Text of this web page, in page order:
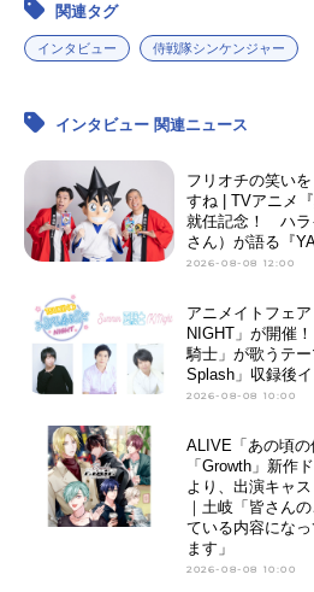
関連タグ
インタビュー 侍戦隊シンケンジャー
インタビュー 関連ニュース
フリオチの笑い
すね | TVアニメ
就任記念！ ハラ
さん）が語る『
2026-08-08 12:00
アニメイトフェ
NIGHT」が開催
騎士」が歌うテ
Splash」収録後
2026-08-08 10:00
ALIVE「あの頃
「Growth」新作
より、出演キャ
｜土岐「皆さん
ている内容にな
ます」
2026-08-08 10:00